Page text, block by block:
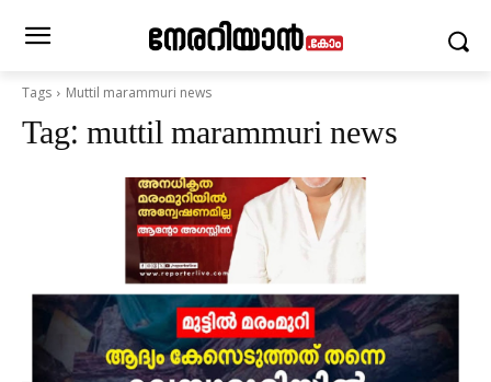
Tags Muttil marammuri news
Tag: muttil marammuri news